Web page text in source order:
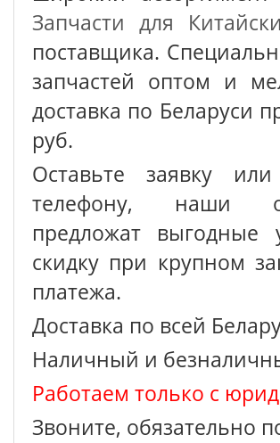
Запчасти для
поставщика.
запчастей оптом и
доставка по Беларуси
руб.
Оставьте заявку
телефону, наши
предложат выгодные
скидку при крупном
платежа.
Доставка по всей
Наличный и
Работаем только с
Звоните, обязательно